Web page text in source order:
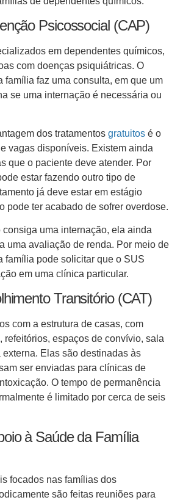
Psicossocial (CAP)
em dependentes químicos,
com doenças psiquiátricas. O
família faz uma consulta, em que um
se uma internação é necessária ou
dos tratamentos gratuitos é o
vagas disponíveis. Existem ainda
que o paciente deve atender. Por
estar fazendo outro tipo de
já deve estar em estágio
pode ter acabado de sofrer overdose.
uma internação, ela ainda
uma avaliação de renda. Por meio de
família pode solicitar que o SUS
em uma clínica particular.
Transitório (CAT)
com a estrutura de casas, com
refeitórios, espaços de convívio, sala
Elas são destinadas às
ser enviadas para clínicas de
O tempo de permanência
é limitado por cerca de seis
à Saúde da Família
focados nas famílias dos
são feitas reuniões para